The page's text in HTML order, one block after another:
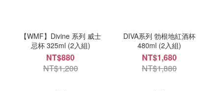
【WMF】Divine 系列 威士
忌杯 325ml (2入組)
NT$880
NT$1,200
DIVA系列 勃根地紅酒杯
480ml (2入組)
NT$1,680
NT$1,880